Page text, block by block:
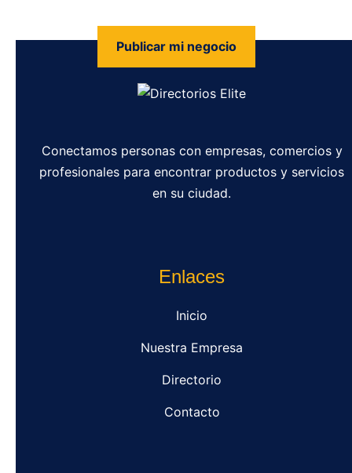
Publicar mi negocio
Conectamos personas con empresas, comercios y
profesionales para encontrar productos y servicios
en su ciudad.
Enlaces
Inicio
Nuestra Empresa
Directorio
Contacto